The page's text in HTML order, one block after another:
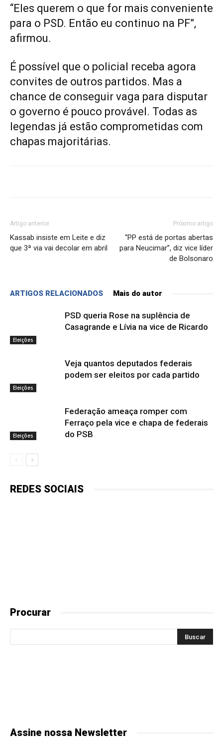
“Eles querem o que for mais conveniente
para o PSD. Então eu continuo na PF”,
afirmou.
É possível que o policial receba agora
convites de outros partidos. Mas a
chance de conseguir vaga para disputar
o governo é pouco provável. Todas as
legendas já estão comprometidas com
chapas majoritárias.
Artigo anterior
Kassab insiste em Leite e diz
que 3ª via vai decolar em abril
Próximo artigo
“PP está de portas abertas
para Neucimar”, diz vice líder
de Bolsonaro
ARTIGOS RELACIONADOS Mais do autor
Eleições
PSD queria Rose na suplência de
Casagrande e Lívia na vice de Ricardo
Eleições
Veja quantos deputados federais
podem ser eleitos por cada partido
Eleições
Federação ameaça romper com
Ferraço pela vice e chapa de federais
do PSB
REDES SOCIAIS
Procurar
Assine nossa Newsletter